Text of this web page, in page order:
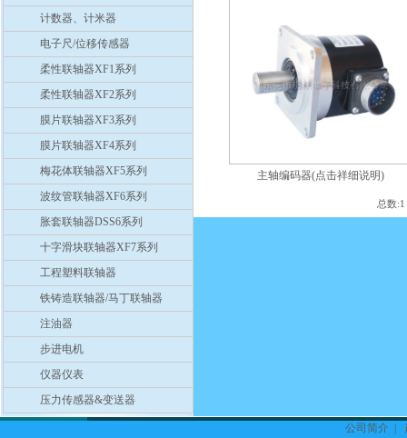
计数器、计米器
电子尺/位移传感器
柔性联轴器XF1系列
柔性联轴器XF2系列
膜片联轴器XF3系列
膜片联轴器XF4系列
梅花体联轴器XF5系列
波纹管联轴器XF6系列
胀套联轴器DSS6系列
十字滑块联轴器XF7系列
工程塑料联轴器
铁铸造联轴器/马丁联轴器
注油器
步进电机
仪器仪表
压力传感器&变送器
主轴编码器(点击祥细说明)
总数
公司简介|